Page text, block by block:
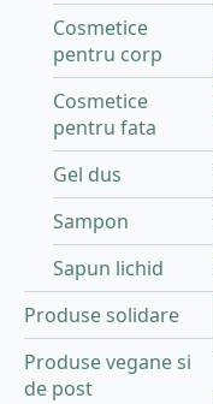
Cosmetice
pentru corp
Cosmetice
pentru fata
Gel dus
Sampon
Sapun lichid
Produse solidare
Produse vegane si
de post